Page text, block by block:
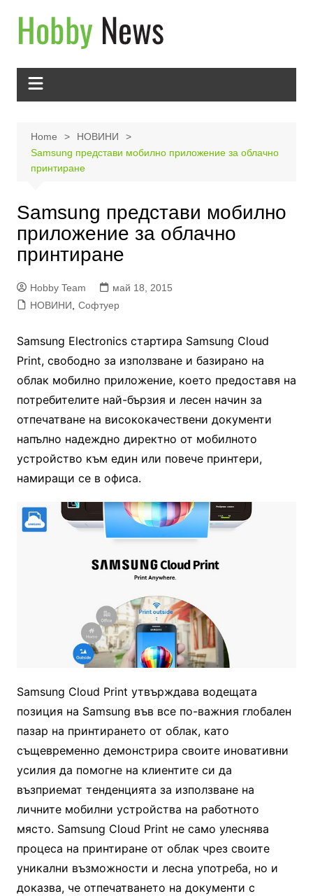
content
Home
НОВИНИ
Samsung представи мобилно приложение за облачно
принтиране
Samsung представи мобилно
приложение за облачно
принтиране
Hobby Team
май 18, 2015
НОВИНИ
Софтуер
Samsung Electronics стартира Samsung Cloud
Print, свободно за използване и базирано на
облак мобилно приложение, което предоставя на
потребителите най-бързия и лесен начин за
отпечатване на висококачествени документи
напълно надеждно директно от мобилното
устройство към един или повече принтери,
намиращи се в офиса.
Samsung Cloud Print утвърждава водещата
позиция на Samsung във все по-важния глобален
пазар на принтирането от облак, като
същевременно демонстрира своите иновативни
усилия да помогне на клиентите си да
възприемат тенденцията за използване на
личните мобилни устройства на работното
място. Samsung Cloud Print не само улеснява
процеса на принтиране от облак чрез своите
уникални възможности и лесна употреба, но и
доказва, че отпечатването на документи с